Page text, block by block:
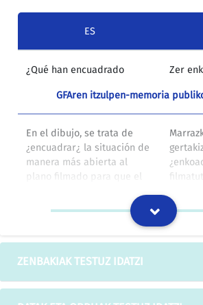
ES
¿Qué han encuadrado Zer
GFAren itzulpen-memoria
En el dibujo, se trata de
¿encuadrar¿ la situación de
manera más abierta al
plano filmado para que el
Rodaje de un rodaje), o
indicando la posición y el
cámara).
irudian
ZENBAKIAK TESTUZ IDATZI